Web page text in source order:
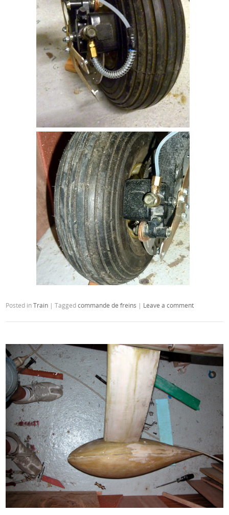
Posted inTrain |Taggedcommande de freins | Leave a comment